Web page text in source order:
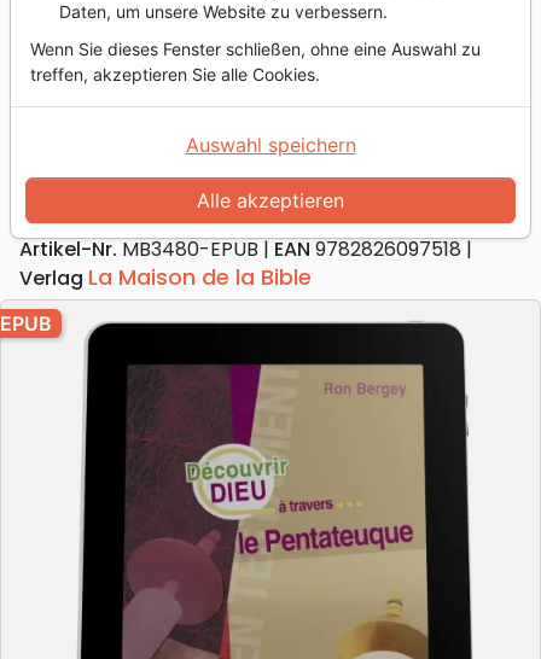
Startseite Bücher Kommentare
Découvrir Dieu à travers le Pentateuque - Ebook
Découvrir Dieu à travers le
Pentateuque
Ebook
Autor : Ron Bergey
Artikel-Nr. MB3480-EPUB EAN 9782826097518
Verlag La Maison de la Bible
EPUB
Daten, um unsere Website zu verbessern.
Wenn Sie dieses Fenster schließen, ohne eine Auswahl zu
treffen, akzeptieren Sie alle Cookies.
Alle akzeptieren
Auswahl speichern